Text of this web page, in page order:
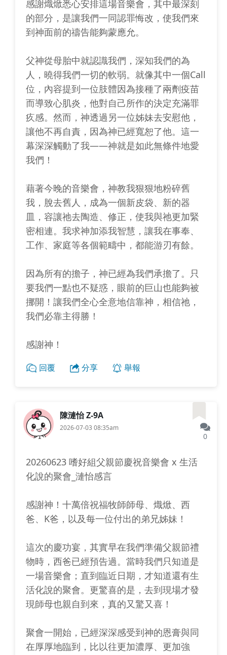
感謝熾焮悉心安排這場音樂會，其中最深刻
的部分，是讓我們一同認罪悔改，使我們來
到神面前的禱告能夠蒙應允。
父神從母胎中就認識我們，深知我們的為
人，曉得我們一切的軟弱。就像其中一個Call
位，內容提到一位肢體因為接種了兩劑疫苗
而導致心肌炎，他對自己所作的決定充滿罪
疚感。然而，神透過另一位姊妹去安慰他，
讓他不再自責，因為神已經寬恕了他。這一
幕深深觸動了我——神就是如此無條件地愛
我們！
藉著今晚的音樂會，神教我狠狠地粉碎舊
我，脫去舊人，成為一個新皮袋、新的器
皿，容讓祂去陶造、修正，使我與祂更加緊
密相連。我求神加添我智慧，讓我在事奉、
工作、家庭等各個範疇中，都能游刃有餘。
因為所有的擔子，神已經為我們承擔了。只
要我們一點也不疑惑，眼前的巨山也能夠被
挪開！讓我們全心全意地信靠神，相信祂，
我們必靠主得勝！
感謝神！
回覆 分享 舉報
陳漣怡 Z-9A
2026-07-03 08:35am
0
20260623 嗜好組父親節慶祝音樂會 x 生活
化說的聚會_漣怡感言
感謝神！十萬倍祝福牧師師母、熾焮、西
爸、K爸，以及每一位付出的弟兄姊妹！
這次的慶功宴，其實早在我們準備父親節禮
物時，西爸已經預告過。當時我們只知道是
一場音樂會；直到臨近日期，才知道還有生
活化說的聚會。更驚喜的是，去到現場才發
現師母也親自到來，真的又驚又喜！
聚會一開始，已經深深感受到神的恩膏與同
在厚厚地臨到，比以往更加濃厚、更加強